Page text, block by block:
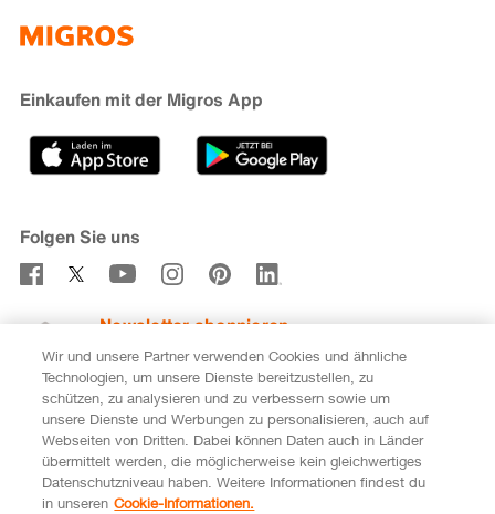
Cumulus
Filialfinder
iMpuls
Migros Bank
Nachhaltigkeit
Karriere
Sponsoring
Medien
Verhaltenskodex & Meldestelle
Einkaufen mit der Migros App
Folgen Sie uns
Newsletter abonnieren
Rechtliches Datenschutz
Impressum
Cookie-Einstellungen
FR
Wir und unsere Partner verwenden Cookies und ähnliche
Technologien, um unsere Dienste bereitzustellen, zu
schützen, zu analysieren und zu verbessern sowie um
unsere Dienste und Werbungen zu personalisieren, auch auf
Webseiten von Dritten. Dabei können Daten auch in Länder
übermittelt werden, die möglicherweise kein gleichwertiges
Datenschutzniveau haben. Weitere Informationen findest du
in unseren Cookie-Informationen.